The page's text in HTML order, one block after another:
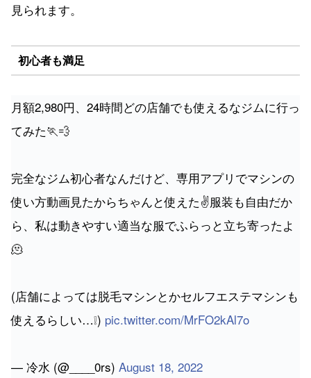
見られます。
初心者も満足
月額2,980円、24時間どの店舗でも使えるなジムに行っ
てみた🏃💨
完全なジム初心者なんだけど、専用アプリでマシンの
使い方動画見たからちゃんと使えた✌️服装も自由だか
ら、私は動きやすい適当な服でふらっと立ち寄ったよ
🫠
(店舗によっては脱毛マシンとかセルフエステマシンも
使えるらしい…❕) pic.twitter.com/MrFO2kAl7o
— 冷水 (@____0rs) August 18, 2022